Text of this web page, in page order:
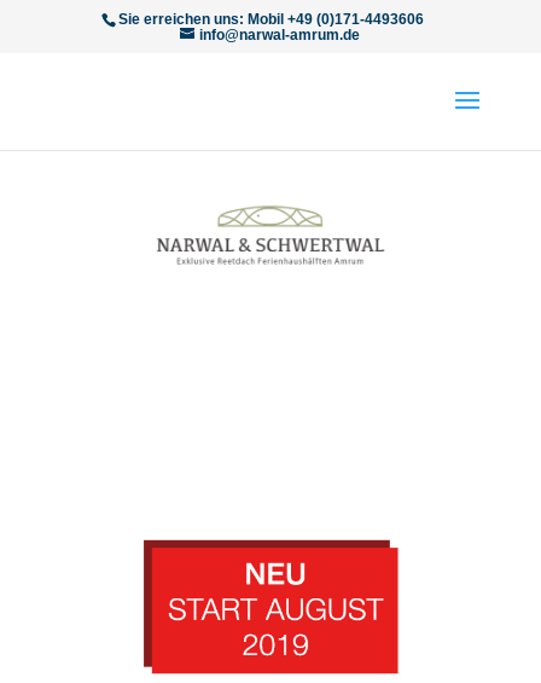
Sie erreichen uns: Mobil +49 (0)171-4493606
info@narwal-amrum.de